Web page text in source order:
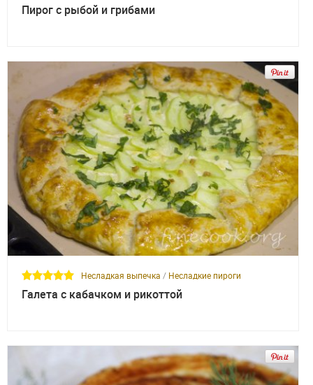
Пирог с рыбой и грибами
Несладкая выпечка / Несладкие пироги
Галета с кабачком и рикоттой